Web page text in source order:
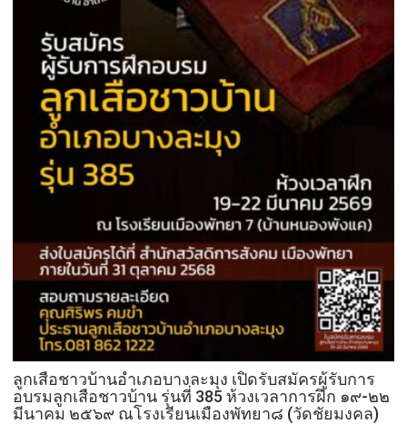
ลูกเสือชาวบ้านอำเภอบางละมุง เปิดรับสมัครผู้รับการ
อบรมลูกเสือชาวบ้าน รุ่นที่ 385 ห้วงเวลาการฝึก ๑๙-๒๒
มีนาคม ๒๕๖๙ ณโรงเรียนเมืองพัทยา๘ (วัดชัยมงคล)